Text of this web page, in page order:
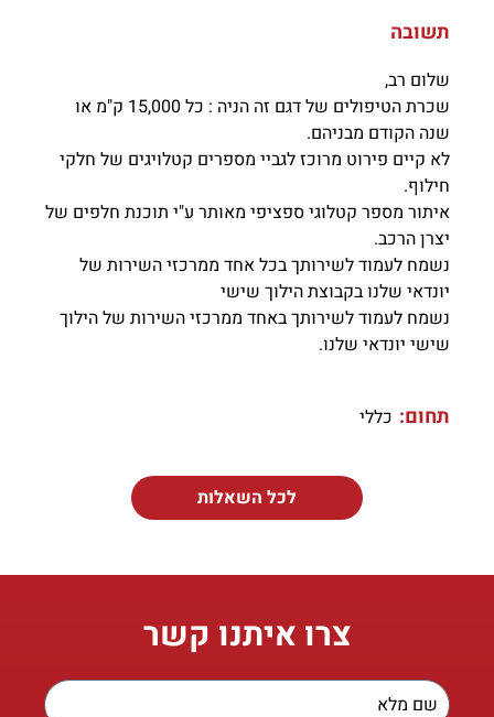
תשובה
שלום רב,
שכרת הטיפולים של דגם זה הניה : כל 15,000 ק"מ או
שנה הקודם מבניהם.
לא קיים פירוט מרוכז לגביי מספרים קטלויגים של חלקי
חילוף.
איתור מספר קטלוגי ספציפי מאותר ע"י תוכנת חלפים של
יצרן הרכב.
נשמח לעמוד לשירותך בכל אחד ממרכזי השירות של
יונדאי שלנו בקבוצת הילוך שישי
נשמח לעמוד לשירותך באחד ממרכזי השירות של הילוך
שישי יונדאי שלנו.
תחום: כללי
לכל השאלות
צרו איתנו קשר